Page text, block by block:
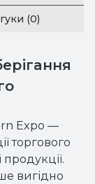
(0)
Expo —
торгового
продукції.
вигідно